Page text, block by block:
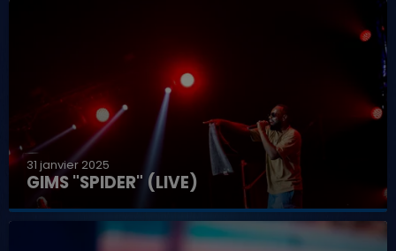
31 janvier 2025
GIMS "SPIDER" (LIVE)